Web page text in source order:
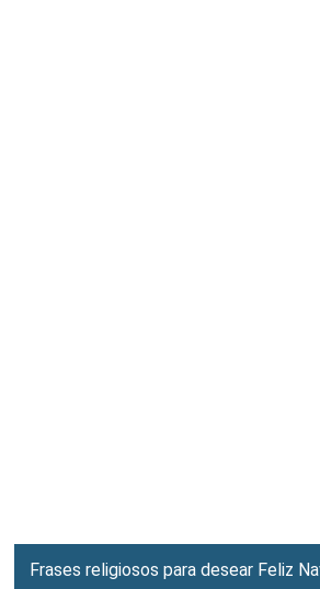
Frases religiosos para desear Feliz